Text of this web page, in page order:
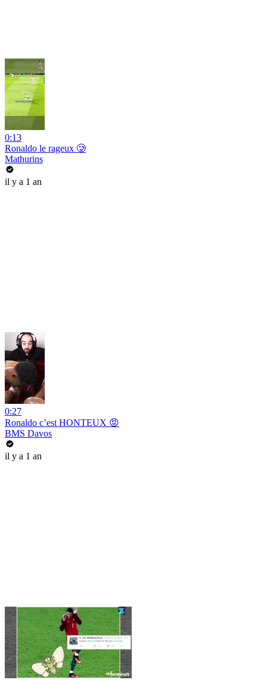
0:13
Ronaldo le rageux 🥲
Mathurins
il y a 1 an
0:27
Ronaldo c’est HONTEUX 😡
BMS Davos
il y a 1 an